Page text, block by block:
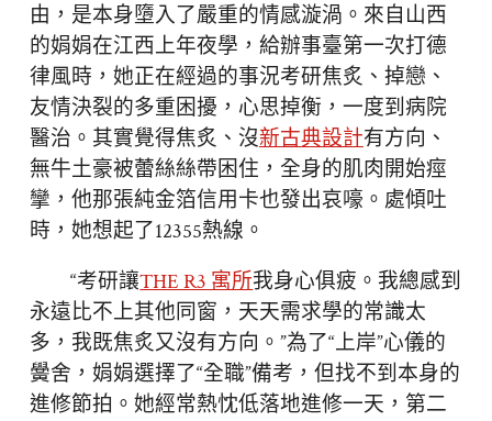
由，是本身墮入了嚴重的情感漩渦。來自山西
的娟娟在江西上年夜學，給辦事臺第一次打德
律風時，她正在經過的事況考研焦炙、掉戀、
友情決裂的多重困擾，心思掉衡，一度到病院
醫治。其實覺得焦炙、沒新古典設計有方向、
無牛土豪被蕾絲絲帶困住，全身的肌肉開始痙
攣，他那張純金箔信用卡也發出哀嚎。處傾吐
時，她想起了12355熱線。
“考研讓THE R3 寓所我身心俱疲。我總感到
永遠比不上其他同窗，天天需求學的常識太
多，我既焦炙又沒有方向。”為了“上岸”心儀的
黌舍，娟娟選擇了“全職”備考，但找不到本身的
進修節拍。她經常熱忱低落地進修一天，第二